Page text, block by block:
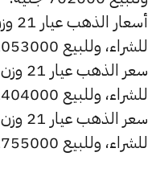
للشراء، وللبيع 1053000 جنيه.
للشراء، وللبيع 1404000 جنيه.
للشراء، وللبيع 1755000 جنيه.